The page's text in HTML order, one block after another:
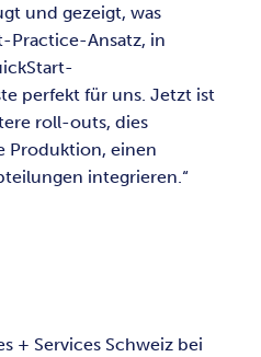
und gezeigt, was
Practice-Ansatz, in
perfekt für uns. Jetzt ist
roll-outs, dies
Produktion, einen
integrieren.
+ Services Schweiz bei